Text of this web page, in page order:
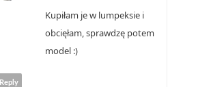
Kupiłam je w lumpeksie i
obcięłam, sprawdzę potem
model :)
Reply